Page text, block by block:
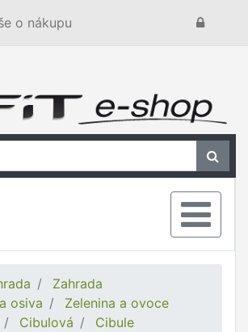
o nákupu
Zahrada
osiva
Zelenina a ovoce
Cibulová Cibule